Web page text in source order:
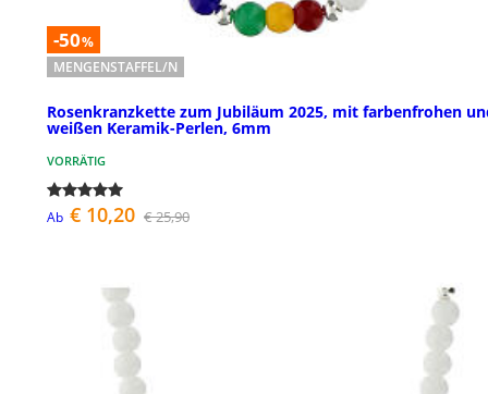
-50%
MENGENSTAFFEL/N
Rosenkranzkette zum Jubiläum 2025, mit farbenfrohen
weißen Keramik-Perlen, 6mm
VORRÄTIG
Ab € 10,20 € 25,90